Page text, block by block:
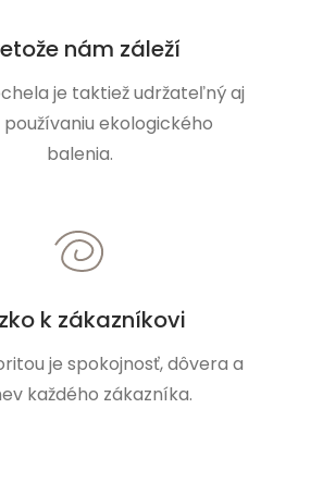
nám záleží
je taktiež udržateľný aj
ekologického
balenia.
k zákazníkovi
je spokojnosť, dôvera a
každého zákazníka.